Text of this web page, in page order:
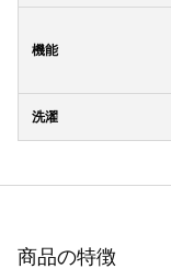
機能
洗濯
商品の特徴